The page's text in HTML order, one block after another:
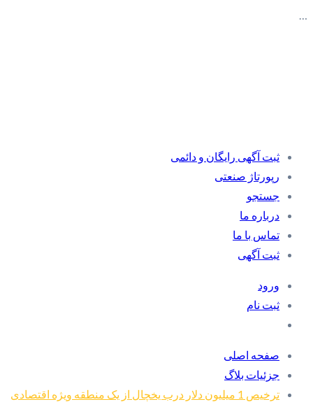
…
ثبت آگهی رایگان و دائمی
رپورتاژ صنعتی
جستجو
درباره ما
تماس با ما
ثبت آگهی
ورود
ثبت نام
صفحه اصلی
جزئیات بلاگ
ترخیص 1 میلیون دلار درب یخچال از یک منطقه ویژه اقتصادی